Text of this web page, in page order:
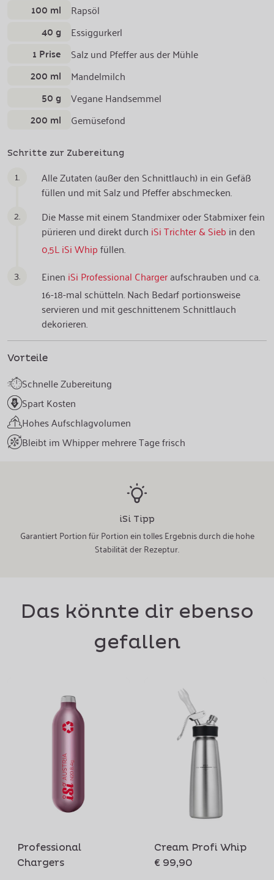
100 ml Rapsöl
40 g Essiggurkerl
1 Prise Salz und Pfeffer aus der Mühle
200 ml Mandelmilch
50 g Vegane Handsemmel
200 ml Gemüsefond
Schritte zur Zubereitung
1.
Alle Zutaten (außer den Schnittlauch) in ein Gefäß
füllen und mit Salz und Pfeffer abschmecken.
2.
Die Masse mit einem Standmixer oder Stabmixer fein
pürieren und direkt durch iSi Trichter & Sieb in den
0,5L iSi Whipfüllen.
3.
Einen iSi Professional Chargeraufschrauben und ca.
16-18-mal schütteln. Nach Bedarf portionsweise
servieren und mit geschnittenem Schnittlauch
dekorieren.
Vorteile
Schnelle Zubereitung
Spart Kosten
Hohes Aufschlagvolumen
Bleibt im Whipper mehrere Tage frisch
iSi Tipp
Garantiert Portion für Portion ein tolles Ergebnis durch die hohe
Stabilität der Rezeptur.
Das könnte dir ebenso
gefallen
Professional
Chargers
Cream Profi Whip
€ 99,90